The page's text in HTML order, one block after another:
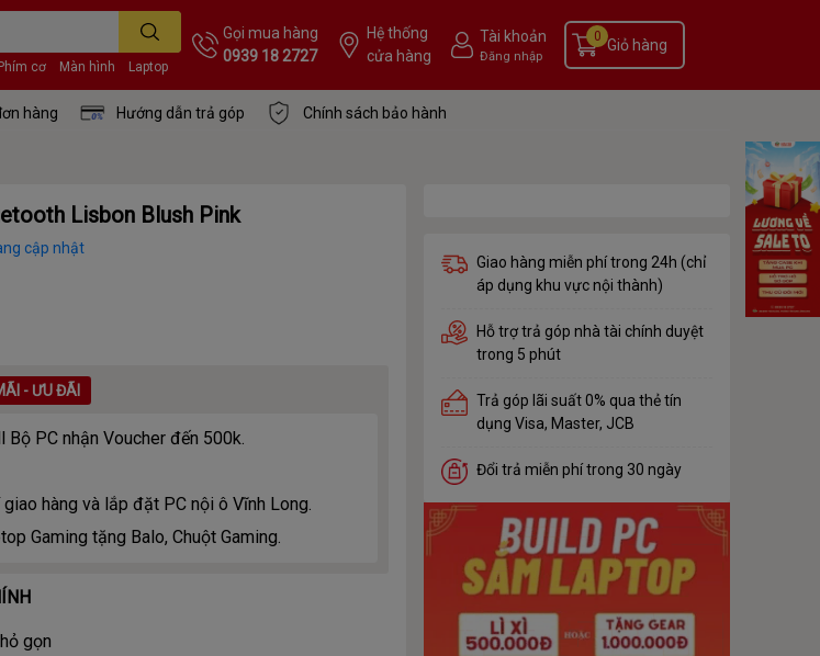
Phím cơ Màn hình Laptop
Gọi mua hàng
0939 18 2727
Hệ thống
cửa hàng
Tài khoản
Đăng nhập
Giỏ hàng
0
hàng Hướng dẫn trả góp Chính sách bảo hành
Lisbon Blush Pink
cập nhật
- ƯU ĐÃI
Bộ PC nhận Voucher đến 500k.
hàng và lắp đặt PC nội ô Vĩnh Long.
Gaming tặng Balo, Chuột Gaming.
gọn
Giao hàng miễn phí trong 24h (chỉ
áp dụng khu vực nội thành)
Hỗ trợ trả góp nhà tài chính duyệt
trong 5 phút
Trả góp lãi suất 0% qua thẻ tín
dụng Visa, Master, JCB
Đổi trả miễn phí trong 30 ngày